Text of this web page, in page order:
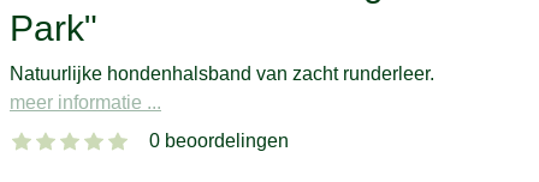
Park"
Natuurlijke hondenhalsband van zacht runderleer.
meer informatie ...
0 beoordelingen